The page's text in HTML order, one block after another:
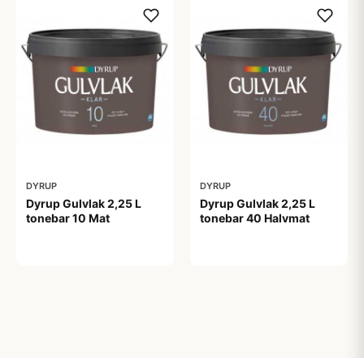
DYRUP
Dyrup Gulvlak 2,25 L
tonebar 10 Mat
DYRUP
Dyrup Gulvlak 2,25 L
tonebar 40 Halvmat